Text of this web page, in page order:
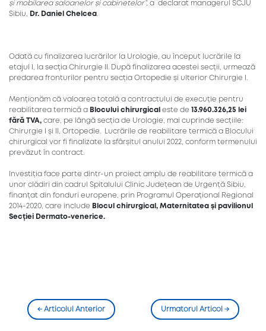
și mobilarea saloanelor și cabinetelor”, a declarat managerul SCJU
Sibiu,
Dr. Daniel Chelcea
Odată cu finalizarea lucrărilor la Urologie, au început lucrările la
etajul I, la secția Chirurgie II. După finalizarea acestei secții, urmează
predarea fronturilor pentru secția Ortopedie și ulterior Chirurgie I.
Menționăm că valoarea totală a contractului de execuție pentru
reabilitarea termică a Blocului chirurgical este de 13.960.326,25 lei
fără TVA, care, pe lângă secția de Urologie, mai cuprinde secțiile:
Chirurgie I și II, Ortopedie. Lucrările de reabilitare termică a Blocului
chirurgical vor fi finalizate la sfârșitul anului 2022, conform termenului
prevăzut în contract.
Investiția face parte dintr-un proiect amplu de reabilitare termică a
unor clădiri din cadrul Spitalului Clinic Județean de Urgență Sibiu,
finanțat din fonduri europene, prin Programul Operațional Regional
2014-2020, care include Blocul chirurgical, Maternitatea și pavilionul
Secției Dermato-venerice.
←Articolul Anterior Urmatorul Articol →